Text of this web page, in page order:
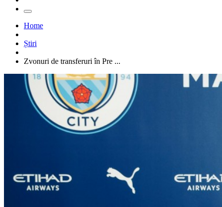
Home
Știri
Zvonuri de transferuri în Pre ...